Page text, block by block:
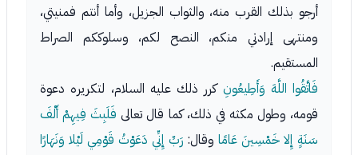
أرجو بذلك القرب منه، والثواب الجزيل، وأما أنتم فمنيتي،
ومنتهى إرادتي منكم، النصح لكم، وسلوككم الصراط
المستقيم.
فَاتَّقُوا اللَّهَ وَأَطِيعُونِ كرر ذلك عليه السلام، لتكريره دعوة
قومه، وطول مكثه في ذلك، كما قال تعالى فَلَبِثَ فِيهِمْ أَلْفَ
سَنَةٍ إِلا خَمْسِينَ عَامًاوقال: رَبِّ إِنِّي دَعَوْتُ قَوْمِي لَيْلا وَنَهَارًا